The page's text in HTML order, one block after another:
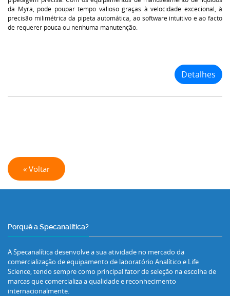
da Myra, pode poupar tempo valioso graças à velocidade excecional, à
precisão milimétrica da pipeta automática, ao software intuitivo e ao facto
de requerer pouca ou nenhuma manutenção.
Detalhes
« Voltar
Porquê a Specanalítica?
A Specanalítica desenvolve a sua atividade no mercado da
comercialização de equipamento de laboratório Analítico e Life
Science, tendo sempre como principal fator de seleção na escolha de
marcas que comercializa a qualidade e reconhecimento
internacionalmente.